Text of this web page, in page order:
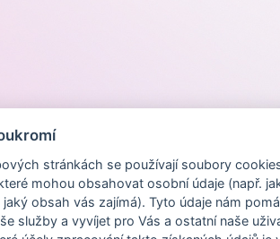
stránkách se používají soubory
mohou obsahovat osobní údaje (např.
jaký obsah vás zajímá). Tyto údaje nám
služby a vyvíjet pro Vás a ostatní naše